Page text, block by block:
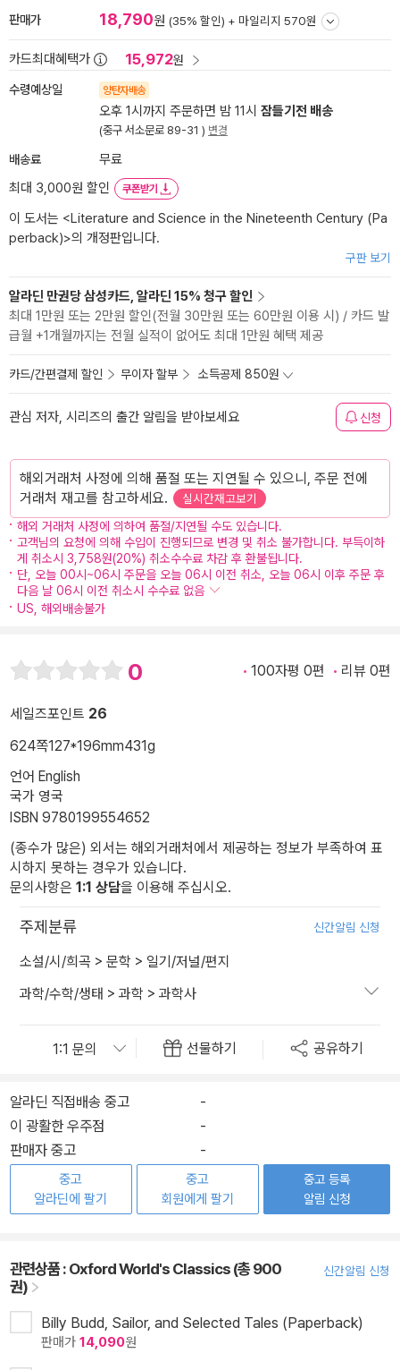
판매가 18,790원 (35% 할인) + 마일리지 570원
카드최대혜택가 15,972원
수령예상일 양탄자배송
오후 1시까지 주문하면 밤 11시 잠들기전 배송
(중구 서소문로 89-31 ) 변경
배송료
무료
최대 3,000원 할인
쿠폰받기
이 도서는 <Literature and Science in the Nineteenth Century (Pa
perback)>의 개정판입니다.
구판 보기
알라딘 만권당 삼성카드, 알라딘 15% 청구 할인
최대 1만원 또는 2만원 할인(전월 30만원 또는 60만원 이용 시) / 카드 발
급월 +1개월까지는 전월 실적이 없어도 최대 1만원 혜택 제공
카드/간편결제 할인 무이자 할부 소득공제 850원
관심 저자, 시리즈의 출간 알림을 받아보세요 신청
해외거래처 사정에 의해 품절 또는 지연될 수 있으니, 주문 전에
거래처 재고를 참고하세요.
실시간재고보기
해외 거래처 사정에 의하여 품절/지연될 수도 있습니다.
고객님의 요청에 의해 수입이 진행되므로 변경 및 취소 불가합니다. 부득이하
게 취소시 3,758원(20%) 취소수수료 차감 후 환불됩니다.
단, 오늘 00시~06시 주문을 오늘 06시 이전 취소, 오늘 06시 이후 주문 후
다음 날 06시 이전 취소시 수수료 없음
US, 해외배송불가
0 100자평 0편 리뷰 0편
세일즈포인트 26
624쪽127*196mm431g
언어 English
국가 영국
ISBN 9780199554652
(종수가 많은) 외서는 해외거래처에서 제공하는 정보가 부족하여 표
시하지 못하는 경우가 있습니다.
문의사항은 1:1 상담을 이용해 주십시오.
주제분류 신간알림 신청
소설/시/희곡 > 문학 > 일기/저널/편지
과학/수학/생태 > 과학 > 과학사
선물하기 공유하기
알라딘 직접배송 중고
-
이 광활한 우주점
-
판매자 중고
-
중고
알라딘에 팔기
중고
회원에게 팔기
중고 등록
알림 신청
관련상품 :Oxford World's Classics (총 900
권)
신간알림 신청
Billy Budd, Sailor, and Selected Tales (Paperback)
판매가 14,090원